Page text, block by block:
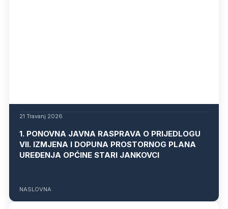
21 Travanj 2026
1. PONOVNA JAVNA RASPRAVA O PRIJEDLOGU
VII. IZMJENA I DOPUNA PROSTORNOG PLANA
UREĐENJA OPĆINE STARI JANKOVCI
NASLOVNA